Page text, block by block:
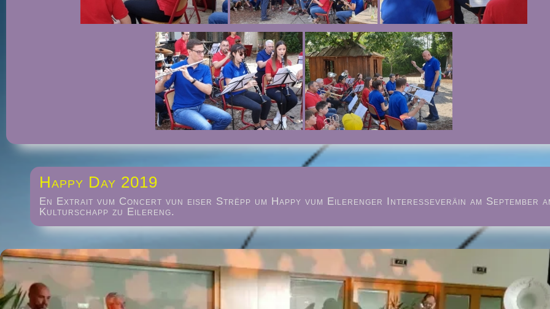
Happy Day 2019
En Extrait vum Concert vun eiser Strëpp um Happy vum Eilerenger Interesseveräin am September
Kulturschapp zu Eilereng.